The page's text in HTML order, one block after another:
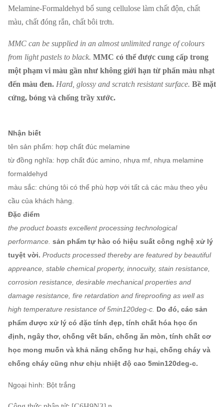
Melamine-Formaldehyd bổ sung cellulose làm chất độn, chất
màu, chất đóng rắn, chất bôi trơn.
MMC can be supplied in an almost unlimited range of colours
from light pastels to black. MMC có thể được cung cấp trong
một phạm vi màu gần như không giới hạn từ phấn màu nhạt
đến màu đen. Hard, glossy and scratch resistant surface. Bề mặt
cứng, bóng và chống trầy xước.
Nhận biết
tên sản phẩm: hợp chất đúc melamine
từ đồng nghĩa: hợp chất đúc amino, nhựa mf, nhựa melamine
formaldehyd
màu sắc: chúng tôi có thể phù hợp với tất cả các màu theo yêu
cầu của khách hàng.
Đặc điểm
the product boasts excellent processing technological
performance. sản phẩm tự hào có hiệu suất công nghệ xử lý
tuyệt vời. Products processed thereby are featured by beautiful
appreance, stable chemical property, innocuity, stain resistance,
corrosion resistance, desirable mechanical properties and
damage resistance, fire retardation and fireproofing as well as
high temperature resistance of 5min120deg-c. Do đó, các sản
phẩm được xử lý có đặc tính đẹp, tính chất hóa học ổn
định, ngây thơ, chống vết bẩn, chống ăn mòn, tính chất cơ
học mong muốn và khả năng chống hư hại, chống cháy và
chống cháy cũng như chịu nhiệt độ cao 5min120deg-c.
Ngoại hình: Bột trắng